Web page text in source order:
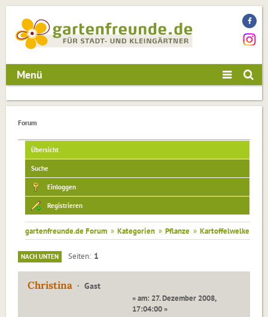
Menü
Forum
Übersicht
Suche
Einloggen
Registrieren
gartenfreunde.de Forum » Kategorien » Pflanze » Kartoffelwelke
NACH UNTEN Seiten 1
Christina Gast
« am: 27. Dezember 2008,
17:04:00 »